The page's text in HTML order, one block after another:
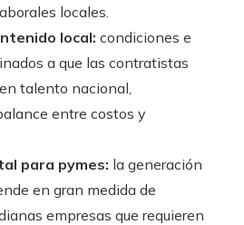
locales.
local: condiciones e
a que las contratistas
talento nacional,
entre costos y
para pymes: la generación
en gran medida de
empresas que requieren